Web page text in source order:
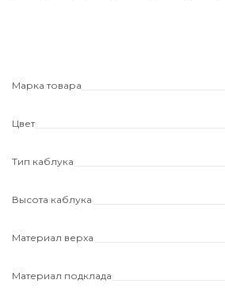
Марка товара
Цвет
Тип каблука
Высота каблука
Материал верха
Материал подклада